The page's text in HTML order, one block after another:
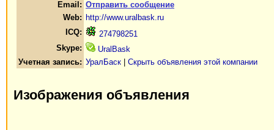
Email: Отправить сообщение
Web: http://www.uralbask.ru
ICQ:
274798251
Skype:
UralBask
Учетная запись: УралБаск | Скрыть объявления этой компании
Изображения объявления